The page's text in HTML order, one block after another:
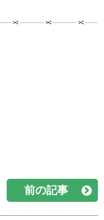
前の記事